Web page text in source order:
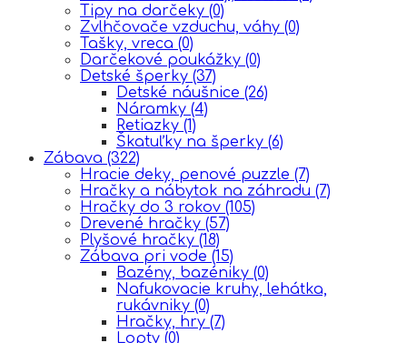
Tipy na darčeky (0)
Zvlhčovače vzduchu, váhy (0)
Tašky, vreca (0)
Darčekové poukážky (0)
Detské šperky (37)
Detské náušnice (26)
Náramky (4)
Retiazky (1)
Škatuľky na šperky (6)
Zábava (322)
Hracie deky, penové puzzle (7)
Hračky a nábytok na záhradu (7)
Hračky do 3 rokov (105)
Drevené hračky (57)
Plyšové hračky (18)
Zábava pri vode (15)
Bazény, bazéniky (0)
Nafukovacie kruhy, lehátka,
rukávniky (0)
Hračky, hry (7)
Lopty (0)